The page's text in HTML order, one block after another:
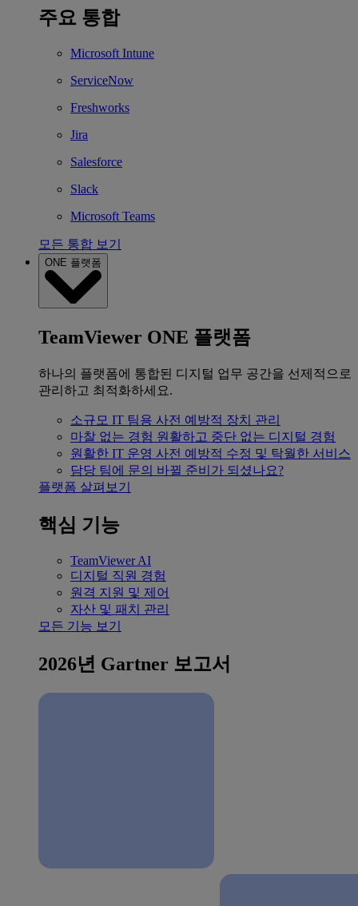
주요 통합
Microsoft Intune
ServiceNow
Freshworks
Jira
Salesforce
Slack
Microsoft Teams
모든 통합 보기
ONE 플랫폼
TeamViewer ONE 플랫폼
하나의 플랫폼에 통합된 디지털 업무 공간을 선제적으로
관리하고 최적화하세요.
소규모 IT 팀용 사전 예방적 장치 관리
마찰 없는 경험 원활하고 중단 없는 디지털 경험
원활한 IT 운영 사전 예방적 수정 및 탁월한 서비스
담당 팀에 문의 바뀔 준비가 되셨나요?
플랫폼 살펴보기
핵심 기능
TeamViewer AI
디지털 직원 경험
원격 지원 및 제어
자산 및 패치 관리
모든 기능 보기
2026년 Gartner 보고서